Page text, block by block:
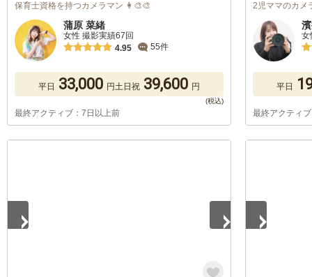
保育士資格を持つカメラマン 👩‍🎨🎨
蒲原 菜緒
女性 撮影実績67回
4.95
55件
平日 33,000 円土日祝 39,600 円
最終アクティブ：7日以上前
2児ママのカメ
女
平日
最終アクティ